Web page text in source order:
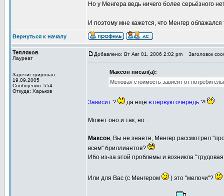
Но у Менгера ведь ничего более серьёзного
И поэтому мне кажется, что Менгер облажался
Вернуться к началу
Тепляков
Лауреат
Зарегистрирован:
19.09.2005
Сообщения: 554
Откуда: Харьков
Добавлено: Вт Авг 01, 2006 2:02 pm Заголовок
Максон писал(а):
Меновая стоимость зависит от
Зависит ? да ещё в первую очередь ?!
Может оно и так, но ...
Максон, Вы не знаете, Менгер рассмотрел
всем" бриллиантов?
Ибо из-за этой проблемы и возникла
Или для Вас (с Менгером ) это "мелочи"?